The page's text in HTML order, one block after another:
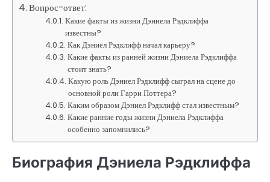
Вопрос-ответ:
Какие факты из жизни Дэниела Рэдклиффа
известны?
Как Дэниел Рэдклифф начал карьеру?
Какие факты из ранней жизни Дэниела Рэдклиффа
стоит знать?
Какую роль Дэниел Рэдклифф сыграл на сцене до
основной роли Гарри Поттера?
Каким образом Дэниел Рэдклифф стал известным?
Какие ранние годы жизни Дэниела Рэдклиффа
особенно запомнились?
Биография Дэниела Рэдклиффа